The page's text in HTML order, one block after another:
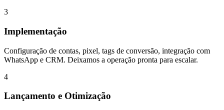
3
Implementação
Configuração de contas, pixel, tags de conversão, integração com
WhatsApp e CRM. Deixamos a operação pronta para escalar.
4
Lançamento e Otimização